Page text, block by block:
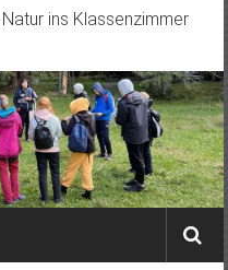
ins Klassenzimmer